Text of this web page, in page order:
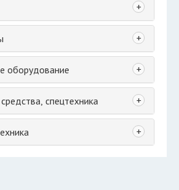
+
+
оборудование +
спецтехника +
+